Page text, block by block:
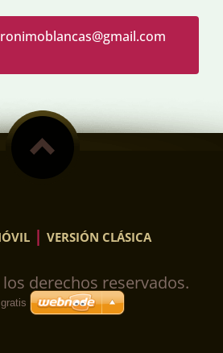
imoblancas@gmail.com
| VERSIÓN CLÁSICA
derechos reservados.